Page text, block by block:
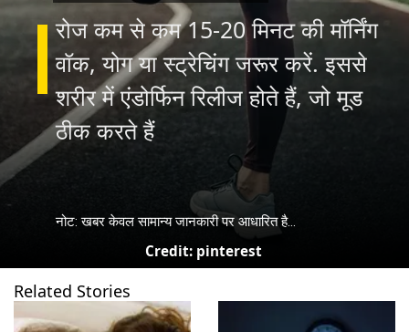
रोज कम से कम 15-20 मिनट की मॉर्निंग
वॉक, योग या स्ट्रेचिंग जरूर करें. इससे
शरीर में एंडोर्फिन रिलीज होते हैं, जो मूड
ठीक करते हैं
नोट: खबर केवल सामान्य जानकारी पर आधारित है...
Credit: pinterest
Related Stories